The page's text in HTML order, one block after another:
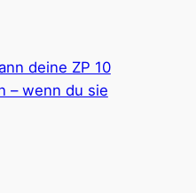
deine ZP 10
– wenn du sie